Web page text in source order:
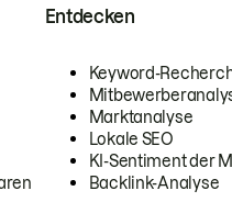
Entdecken
Keyword-
Marktanalyse
Lokale SEO
KI-Sentiment der
Backlink-Analyse